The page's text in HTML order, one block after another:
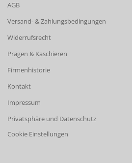
AGB
Versand- & Zahlungsbedingungen
Widerrufsrecht
Prägen & Kaschieren
Firmenhistorie
Kontakt
Impressum
Privatsphäre und Datenschutz
Cookie Einstellungen